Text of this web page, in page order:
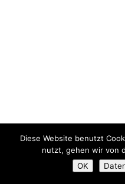
Diese Website benutzt
nutzt, gehen wir von
OK